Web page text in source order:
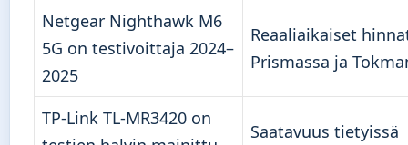
Netgear Nighthawk M6
5G on testivoittaja 2024–
2025
Reaaliaikaiset
Prismassa ja
TP-Link TL-MR3420 on
Saatavuus tietyissä